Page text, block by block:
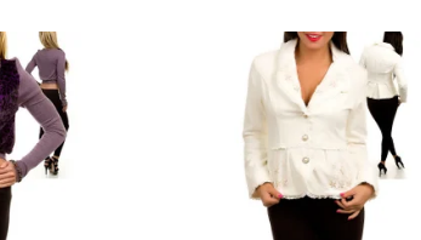
2
Dostupnost:
Skladem
2036WH
MISHA U.S.A.